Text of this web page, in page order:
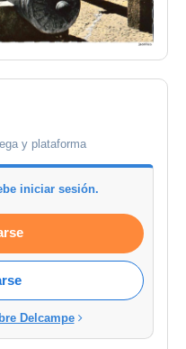
y plataforma
iniciar sesión.
Delcampe